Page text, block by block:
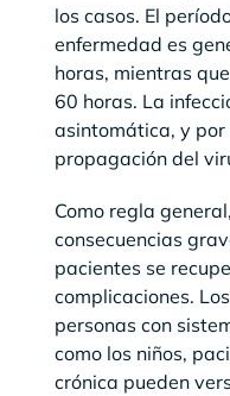
los casos. El
enfermedad es
horas, mientras
60 horas. La
asintomática, y
propagación del
Como regla
consecuencias
pacientes se
complicaciones.
personas con
como los niños,
crónica pueden